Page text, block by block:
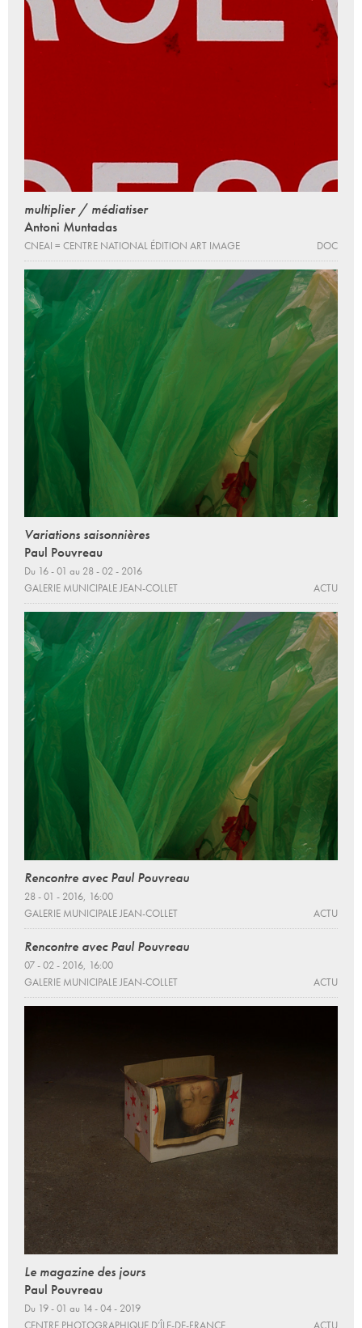
multiplier / médiatiser
Antoni Muntadas
CNEAI = CENTRE NATIONAL ÉDITION ART IMAGE DOC
Variations saisonnières
Paul Pouvreau
Du 16 - 01 au 28 - 02 - 2016
GALERIE MUNICIPALE JEAN-COLLET
ACTU
Rencontre avec Paul Pouvreau
28 - 01 - 2016, 16:00
GALERIE MUNICIPALE JEAN-COLLET
ACTU
Rencontre avec Paul Pouvreau
07 - 02 - 2016, 16:00
GALERIE MUNICIPALE JEAN-COLLET
ACTU
Le magazine des jours
Paul Pouvreau
Du 19 - 01 au 14 - 04 - 2019
CENTRE PHOTOGRAPHIQUE D’ÎLE-DE-FRANCE
ACTU